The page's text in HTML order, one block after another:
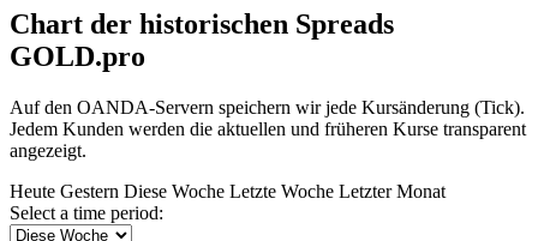
Chart der historischen Spreads
GOLD.pro
Auf den OANDA-Servern speichern wir jede Kursänderung (Tick).
Jedem Kunden werden die aktuellen und früheren Kurse transparent
angezeigt.
Heute Gestern Diese Woche Letzte Woche Letzter Monat
Select a time period: